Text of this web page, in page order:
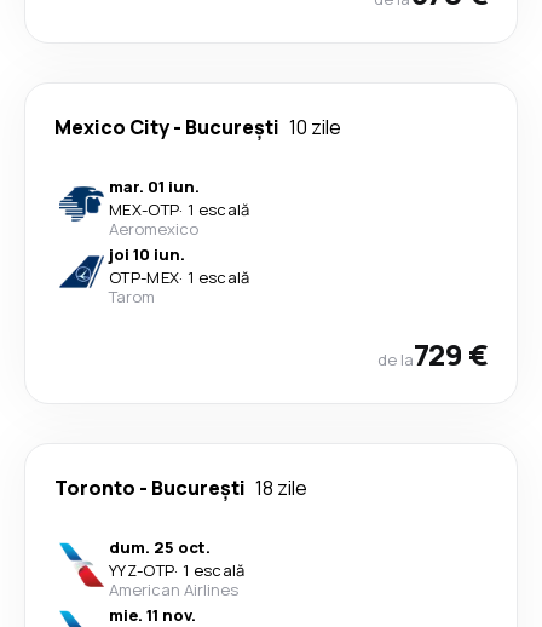
Mexico City- București 10 zile
mar. 01 iun.
MEX-OTP· 1 escală
Aeromexico
joi 10 iun.
OTP-MEX· 1 escală
Tarom
de la729 €
Toronto - București 18 zile
dum. 25 oct.
YYZ-OTP· 1 escală
American Airlines
mie. 11 nov.